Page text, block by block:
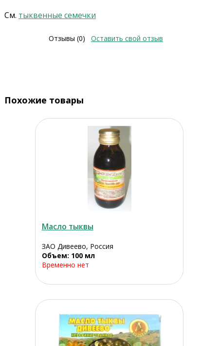
См. тыквенные семечки
Отзывы (0) Оставить свой отзыв
Похожие товары
Масло тыквы
ЗАО Дивеево, Россия
Объем: 100 мл
Временно нет